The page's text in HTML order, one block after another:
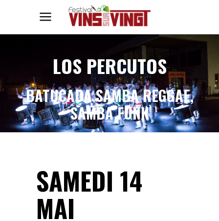
LOS PERCUTOS
BATUCADA SAMBA REGGAE,
SAMBA FUNK
SAMEDI 14
MAI